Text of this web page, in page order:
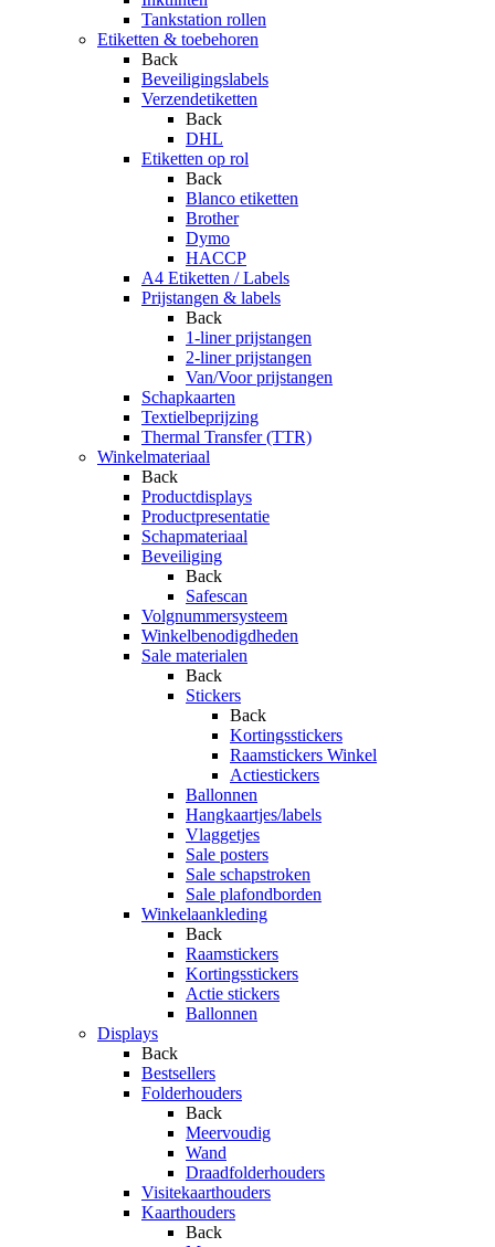
Tankstation rollen
Etiketten & toebehoren
Back
Beveiligingslabels
Verzendetiketten
Back
DHL
Etiketten op rol
Back
Blanco etiketten
Brother
Dymo
HACCP
A4 Etiketten / Labels
Prijstangen & labels
Back
1-liner prijstangen
2-liner prijstangen
Van/Voor prijstangen
Schapkaarten
Textielbeprijzing
Thermal Transfer (TTR)
Winkelmateriaal
Back
Productdisplays
Productpresentatie
Schapmateriaal
Beveiliging
Back
Safescan
Volgnummersysteem
Winkelbenodigdheden
Sale materialen
Back
Stickers
Back
Kortingsstickers
Raamstickers Winkel
Actiestickers
Ballonnen
Hangkaartjes/labels
Vlaggetjes
Sale posters
Sale schapstroken
Sale plafondborden
Winkelaankleding
Back
Raamstickers
Kortingsstickers
Actie stickers
Ballonnen
Displays
Back
Bestsellers
Folderhouders
Back
Meervoudig
Wand
Draadfolderhouders
Visitekaarthouders
Kaarthouders
Back